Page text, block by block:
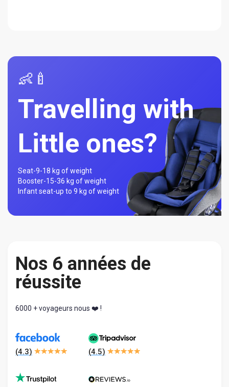
👶🍼
Travelling with
Little ones?
Seat-9-18 kg of weight
Booster-15-36 kg of weight
Infant seat-up to 9 kg of weight
Nos 6 années de
réussite
6000 + voyageurs nous ❤️ !
(4.3) (4.5)